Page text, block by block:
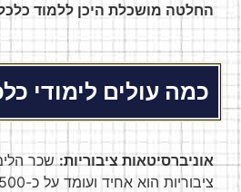
החלטה מושכלת היכן ללמוד
כמה עולים לימודי
אוניברסיטאות ציבוריות:שכר